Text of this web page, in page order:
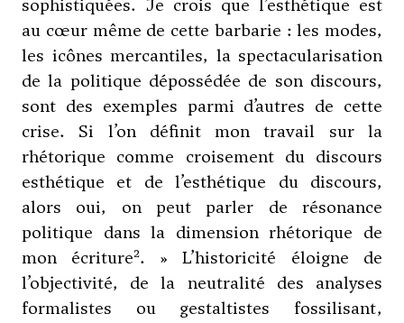
au cœur même de cette barbarie : les modes,
les icônes mercantiles, la spectacularisation
de la politique dépossédée de son discours,
sont des exemples parmi d’autres de cette
crise. Si l’on définit mon travail sur la
rhétorique comme croisement du discours
esthétique et de l’esthétique du discours,
alors oui, on peut parler de résonance
politique dans la dimension rhétorique de
mon écriture2. » L’historicité éloigne de
l’objectivité, de la neutralité des analyses
formalistes ou gestaltistes fossilisant,